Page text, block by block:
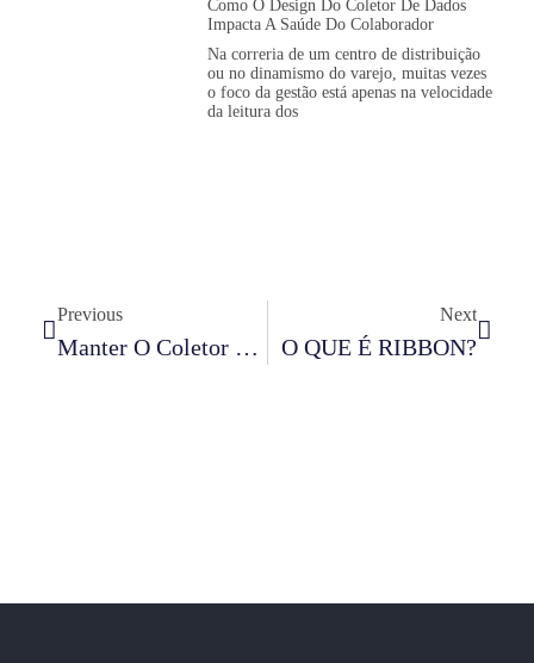
Como O Design Do Coletor De Dados
Impacta A Saúde Do Colaborador
Na correria de um centro de distribuição
ou no dinamismo do varejo, muitas vezes
o foco da gestão está apenas na velocidade
da leitura dos
Previous
Manter O Coletor (ou Computador Móvel)
Next
O QUE É RIBBON?